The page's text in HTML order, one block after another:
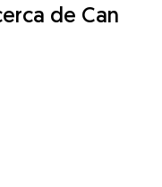
de Can